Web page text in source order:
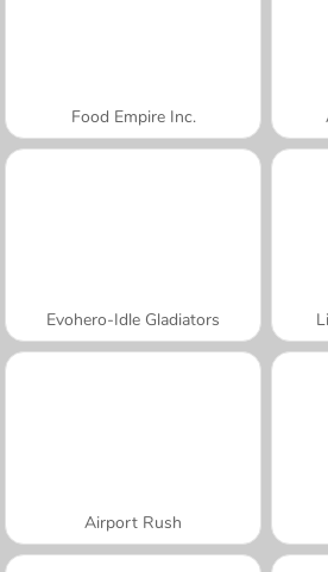
Food Empire Inc.
Evohero-Idle Gladiators
Airport Rush